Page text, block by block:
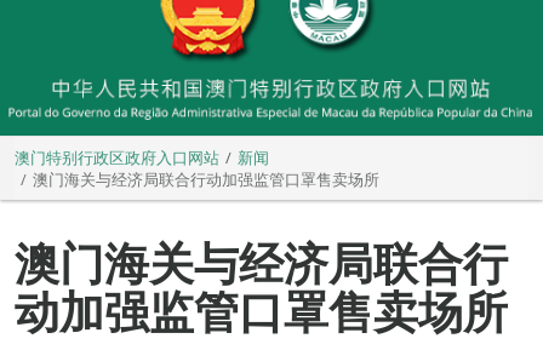
澳门特别行政区政府入口网站
新闻
澳门海关与经济局联合行动加强监管口罩售卖场所
澳门海关与经济局联合行
动加强监管口罩售卖场所